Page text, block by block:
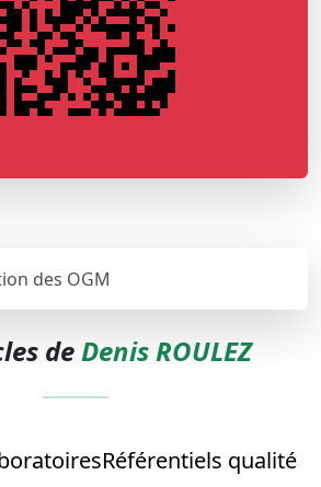
des OGM
deDenis ROULEZ
Référentiels qualité